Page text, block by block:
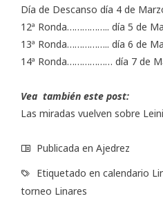
Día de Descanso día 4 de
12ª Ronda…………….. día 5 de
13ª Ronda…………….. día 6 de
14ª Ronda……………… día 7 de
Vea también este post:
Las miradas vuelven sobre
Publicada en Ajedrez
Etiquetado en calendario
torneo Linares